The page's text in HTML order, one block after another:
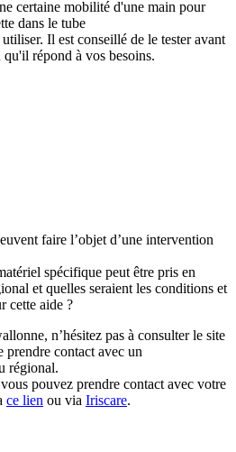
certaine mobilité d'une main pour
dans le tube
Il est conseillé de le tester avant
répond à vos besoins.
faire l’objet d’une intervention
spécifique peut être pris en
et quelles seraient les conditions et
cette aide ?
n’hésitez pas à consulter le site
prendre contact avec un
régional.
pouvez prendre contact avec votre
ce lien ou via Iriscare.